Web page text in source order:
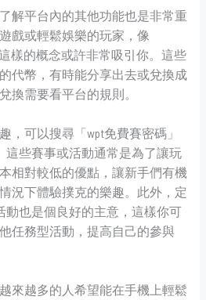
解平台內的其他功能也是非常重
戲或輕鬆娛樂的玩家，像
樣的概念或許非常吸引你。這些
代幣，有時能分享出去或兌換成
換需要看平台的規則。
，可以搜尋「wpt免費賽密碼」
這些賽事或活動通常是為了讓玩
相對較低的優點，讓新手們有機
況下體驗撲克的樂趣。此外，定
動也是個良好的主意，這樣你可
任務型活動，提高自己的參與
來越多的人希望能在手機上輕鬆